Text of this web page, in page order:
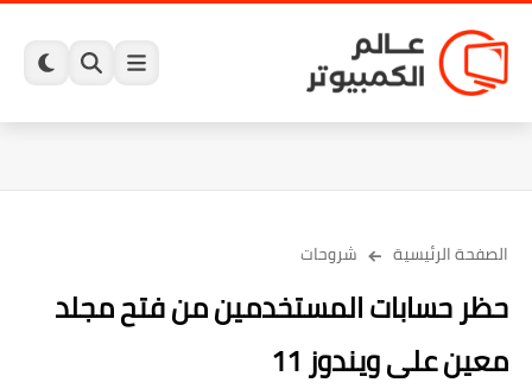
الصفحة الرئيسية شروحات
حظر حسابات المستخدمين من فتح مجلد
معين على ويندوز 11